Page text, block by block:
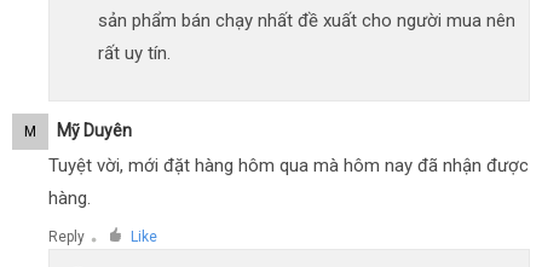
sản phẩm bán chạy nhất đề xuất cho người mua nên
rất uy tín.
M Mỹ Duyên
Tuyệt vời, mới đặt hàng hôm qua mà hôm nay đã nhận được
hàng.
Reply ● Like